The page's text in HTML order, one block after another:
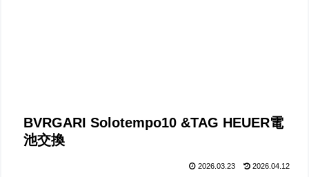
BVRGARI Solotempo10 &TAG HEUER電
池交換
2026.03.23 2026.04.12